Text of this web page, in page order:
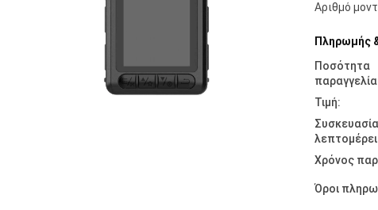
Αριθμό
Πληρωμής
Ποσότητα
Τιμή:
Συσκευασία
Χρόνος
Όροι